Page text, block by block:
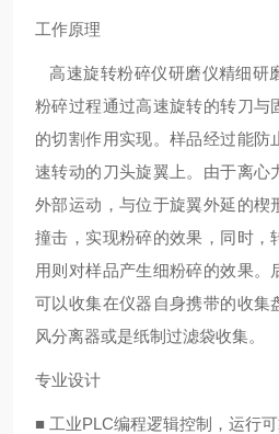
工作原理
高速旋转粉碎仪研磨仪精细研
粉碎过程通过高速旋转的转刀与
的切割作用实现。样品经过能防
速转动的刀头旋翼上。由于离心
外部运动，与位于旋翼外延的楔
撞击，实现粉碎的效果，同时，
用则对样品产生细粉碎的效果。
可以收集在仪器自身携带的收集
风分离器或是纸制过滤袋收集。
专业设计
■ 工业PLC编程逻辑控制，运行